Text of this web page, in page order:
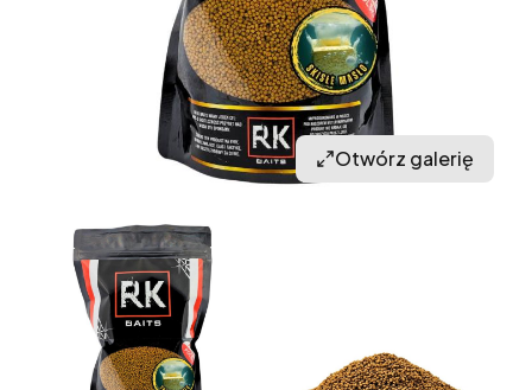
Otwórz galerię